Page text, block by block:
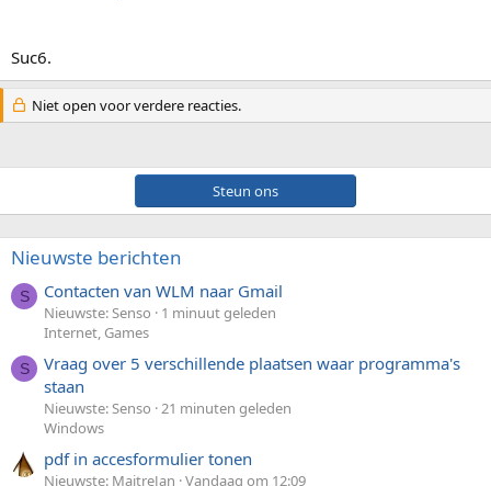
Suc6.
Niet open voor verdere reacties.
Steun ons
Nieuwste berichten
S Contacten van WLM naar Gmail
Nieuwste: Senso
1 minuut geleden
Internet, Games
S
Vraag over 5 verschillende plaatsen waar programma's
staan
Nieuwste: Senso 21 minuten geleden
Windows
pdf in accesformulier tonen
Nieuwste: MaitreJan Vandaag om 12:09